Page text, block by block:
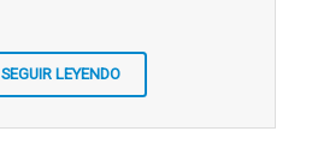
SEGUIR LEYENDO